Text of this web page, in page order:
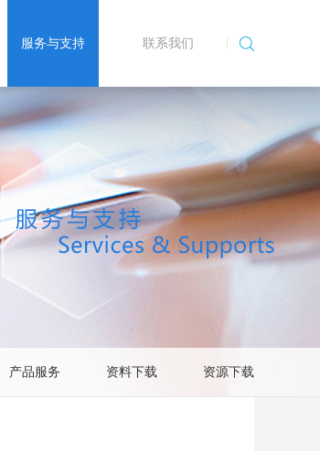
服务与支持 联系我们
产品服务 资料下载 资源下载